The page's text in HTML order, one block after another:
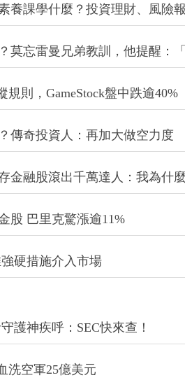
養課學什麼？投資理財、風險
莫忘雷曼兄弟教訓，他提醒：
規則，GameStock盤中跌逾40%
傳奇投資人：再加大做空力度
金融股滾出千萬達人：我為什
股 巴里克驚漲逾11%
硬措施介入市場
護神疾呼：SEC快來查！
洗空軍25億美元